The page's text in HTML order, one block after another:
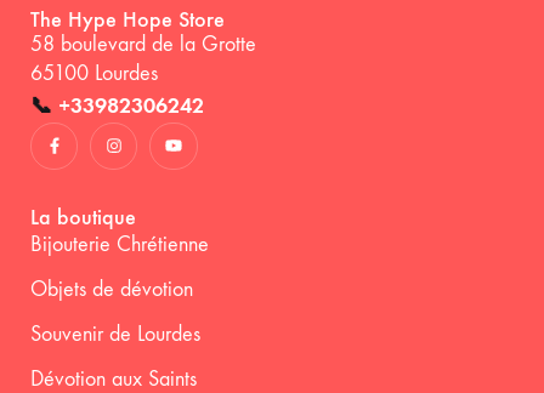
The Hype Hope Store
58 boulevard de la Grotte
65100 Lourdes
📞 +33982306242
La boutique
Bijouterie Chrétienne
Objets de dévotion
Souvenir de Lourdes
Dévotion aux Saints